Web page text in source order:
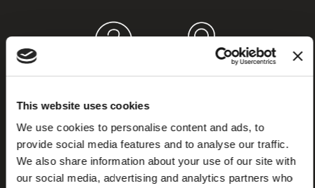
This website uses cookies
We use cookies to personalise content and ads, to
provide social media features and to analyse our traffic.
We also share information about your use of our site with
our social media, advertising and analytics partners who
Häufig
Fragen
Store